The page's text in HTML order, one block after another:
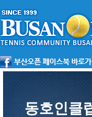
동호인클